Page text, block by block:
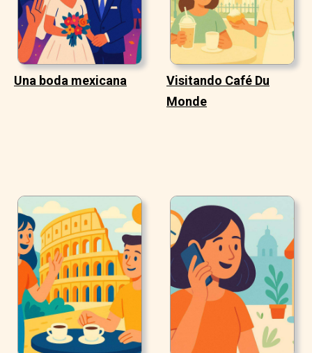
Una boda mexicana
Visitando Café Du
Monde